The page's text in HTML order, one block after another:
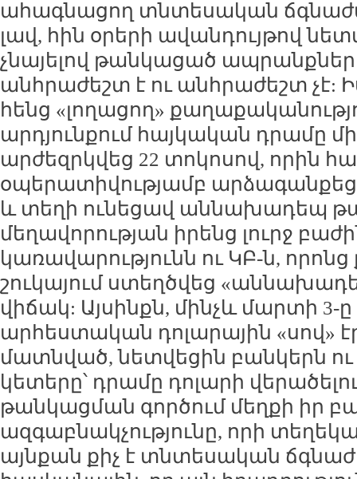
ահագնացող տնտեսական
լավ, հին օրերի ավանդույթով
չնայելով թանկացած
անհրաժեշտ է ու անհրաժեշտ
հենց «լողացող»
արդյունքում հայկական դրամը
արժեզրկվեց 22 տոկոսով, որին
օպերատիվությամբ
և տեղի ունեցավ աննախադեպ
մեղավորության իրենց լուրջ
կառավարությունն ու ԿԲ-ն, որոնց
շուկայում ստեղծվեց
վիճակ: Այսինքն, մինչև մարտի
արհեստական դոլարային «սով»
մատնված, նետվեցին բանկերն
կետերը՝ դրամը դոլարի
թանկացման գործում մեղքի իր
ազգաբնակչությունը, որի
այնքան քիչ է տնտեսական